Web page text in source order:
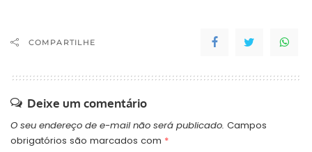
COMPARTILHE
Deixe um comentário
O seu endereço de e-mail não será publicado. Campos
obrigatórios são marcados com *